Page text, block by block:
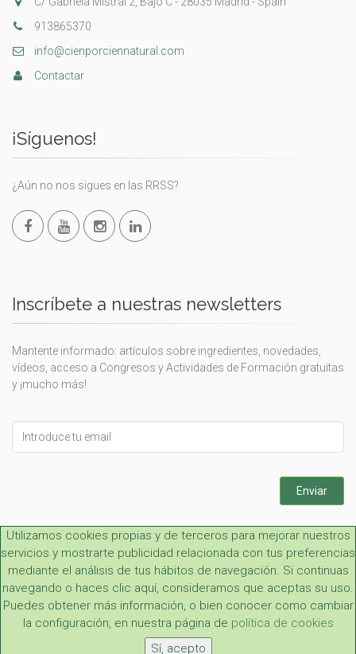
913865370
info@cienporciennatural.com
Contactar
¡Síguenos!
¿Aún no nos sigues en las RRSS?
Inscríbete a nuestras newsletters
Mantente informado: artículos sobre ingredientes, novedades,
vídeos, acceso a Congresos y Actividades de Formación gratuitas
y ¡mucho más!
this
field
Enviar
Aviso legal y LOPD|Condiciones generales|Contacto
Copyright 2026, Cien por Cien Natural S. L.
Utilizamos cookies propias y de terceros para mejorar nuestros
servicios y mostrarte publicidad relacionada con tus preferencias
mediante el análisis de tus hábitos de navegación. Si continuas
navegando o haces clic aquí, consideramos que aceptas su uso.
Puedes obtener más información, o bien conocer como cambiar
la configuración, en nuestra página de política de cookies
Sí, acepto